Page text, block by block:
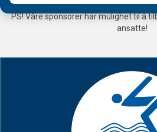
PS! Våre sponsorer har mulighet til å
ansatte!